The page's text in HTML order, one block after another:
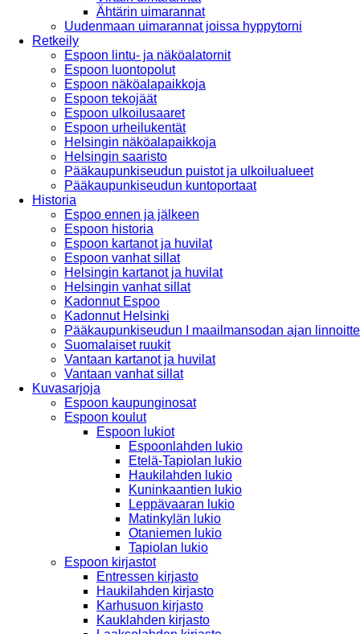
Ähtärin uimarannat
Uudenmaan uimarannat joissa hyppytorni
Retkeily
Espoon lintu- ja näköalatornit
Espoon luontopolut
Espoon näköalapaikkoja
Espoon tekojäät
Espoon ulkoilusaaret
Espoon urheilukentät
Helsingin näköalapaikkoja
Helsingin saaristo
Pääkaupunkiseudun puistot ja ulkoilualueet
Pääkaupunkiseudun kuntoportaat
Historia
Espoo ennen ja jälkeen
Espoon historia
Espoon kartanot ja huvilat
Espoon vanhat sillat
Helsingin kartanot ja huvilat
Helsingin vanhat sillat
Kadonnut Espoo
Kadonnut Helsinki
Pääkaupunkiseudun I maailmansodan ajan
Suomalaiset ruukit
Vantaan kartanot ja huvilat
Vantaan vanhat sillat
Kuvasarjoja
Espoon kaupunginosat
Espoon koulut
Espoon lukiot
Espoonlahden lukio
Etelä-Tapiolan lukio
Haukilahden lukio
Kuninkaantien lukio
Leppävaaran lukio
Matinkylän lukio
Otaniemen lukio
Tapiolan lukio
Espoon kirjastot
Entressen kirjasto
Haukilahden kirjasto
Karhusuon kirjasto
Kauklahden kirjasto